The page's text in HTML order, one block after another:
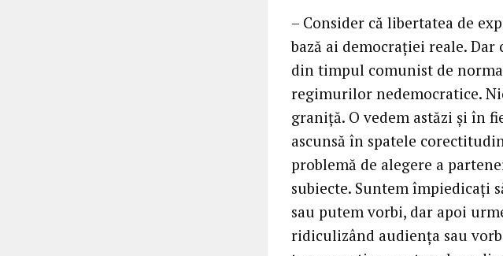
– Consider că libertatea de
bază ai democrației reale.
din timpul comunist de
regimurilor nedemocratice.
graniță. O vedem astăzi și în
ascunsă în spatele
problemă de alegere a
subiecte. Suntem împiedicați
sau putem vorbi, dar apoi
ridiculizând audiența sau